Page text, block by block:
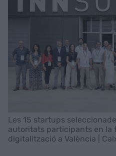
Les 15 startups
autoritats participants en la
digitalització a València |